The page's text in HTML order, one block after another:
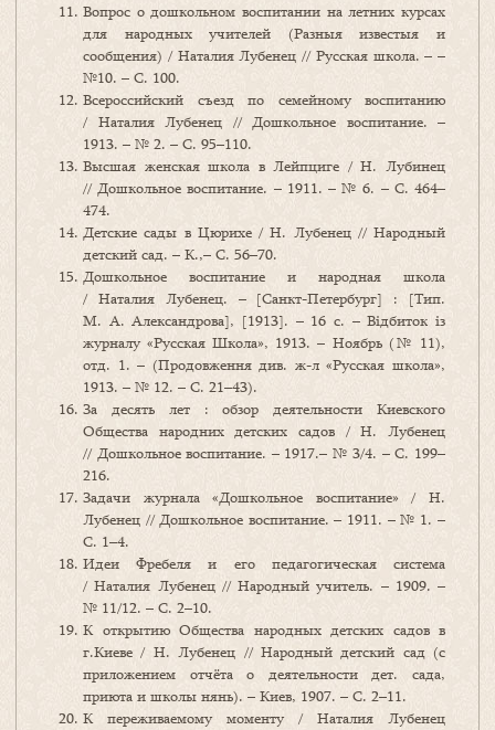
Вопрос о дошкольном воспитании на летних курсах
для народных учителей (Разныя известыя и
сообщения) / Наталия Лубенец // Русская школа. – –
№10. – С. 100.
Всероссийский съезд по семейному воспитанию
/ Наталия Лубенец // Дошкольное воспитание. –
1913. – № 2. – С. 95–110.
Высшая женская школа в Лейпциге / Н. Лубинец
// Дошкольное воспитание. – 1911. – № 6. – С. 464–
474.
Детские сады в Цюрихе / Н. Лубенец // Народный
детский сад. – К.,– С. 56–70.
Дошкольное воспитание и народная школа
/ Наталия Лубенец. – [Санкт-Петербург] : [Тип.
М. А. Александрова], [1913]. – 16 с. – Відбиток із
журналу «Русская Школа», 1913. – Ноябрь (№ 11),
отд. 1. – (Продовження див. ж-л «Русская школа»,
1913. – № 12. – С. 21–43).
За десять лет : обзор деятельности Киевского
Общества народних детских садов / Н. Лубенец
// Дошкольное воспитание. – 1917.– № 3/4. – С. 199–
216.
Задачи журнала «Дошкольное воспитание» / Н.
Лубенец // Дошкольное воспитание. – 1911. – № 1. –
С. 1–4.
Идеи Фребеля и его педагогическая система
/ Наталия Лубенец // Народный учитель. – 1909. –
№ 11/12. – С. 2–10.
К открытию Общества народных детских садов в
г.Киеве / Н. Лубенец // Народный детский сад (с
приложением отчёта о деятельности дет. сада,
приюта и школы нянь). – Киев, 1907. – С. 2–11.
К переживаемому моменту / Наталия Лубенец